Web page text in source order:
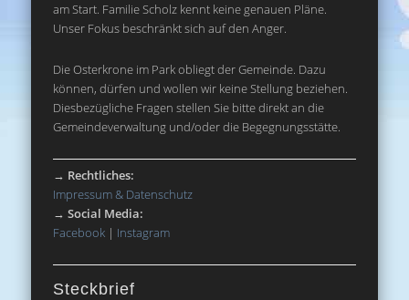
am Start. Familie Scholz kennt keine genauen Pläne.
Unser Fokus beschränkt sich auf den Anger.
Die Osterkrone im Park obliegt der Gemeinde. Dazu
können, dürfen und wollen wir keine Stellung beziehen.
Diesbezügliche Fragen stellen Sie bitte direkt an die
Gemeindeverwaltung und/oder die Begegnungsstätte.
→ Rechtliches:
Impressum & Datenschutz
→Social Media:
Facebook | Instagram
Steckbrief